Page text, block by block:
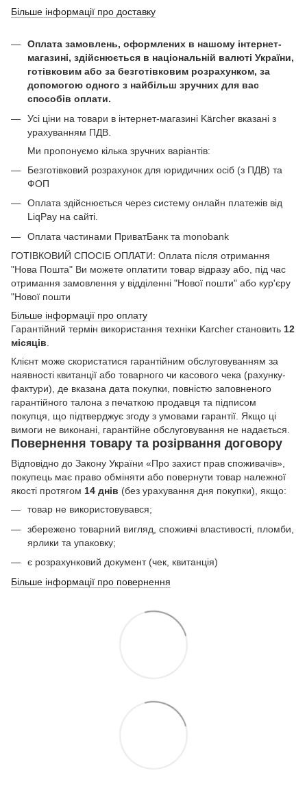
Більше інформації про доставку
Оплата замовлень, оформлених в нашому інтернет-
магазині, здійснюється в національній валюті України,
готівковим або за безготівковим розрахунком, за
допомогою одного з найбільш зручних для вас
способів оплати.
Усі ціни на товари в інтернет-магазині Kärcher вказані з
урахуванням ПДВ.
Ми пропонуємо кілька зручних варіантів:
Безготівковий розрахунок для юридичних осіб (з ПДВ) та
ФОП
Оплата здійснюється через систему онлайн платежів від
LiqPay на сайті.
Оплата частинами ПриватБанк та monobank
ГОТІВКОВИЙ СПОСІБ ОПЛАТИ: Оплата після отримання
"Нова Пошта" Ви можете оплатити товар відразу або, під час
отримання замовлення у відділенні "Нової пошти" або кур'єру
"Нової пошти
Більше інформації про оплату
Гарантійний термін використання техніки Karcher становить 12
місяців
Клієнт може скористатися гарантійним обслуговуванням за
наявності квитанції або товарного чи касового чека (рахунку-
фактури), де вказана дата покупки, повністю заповненого
гарантійного талона з печаткою продавця та підписом
покупця, що підтверджує згоду з умовами гарантії. Якщо ці
вимоги не виконані, гарантійне обслуговування не надається.
Повернення товару та розірвання договору
Відповідно до Закону України «Про захист прав споживачів»,
покупець має право обміняти або повернути товар належної
якості протягом 14 днів (без урахування дня покупки), якщо:
товар не використовувався;
збережено товарний вигляд, споживчі властивості, пломби,
ярлики та упаковку;
є розрахунковий документ (чек, квитанція)
Більше інформації про повернення